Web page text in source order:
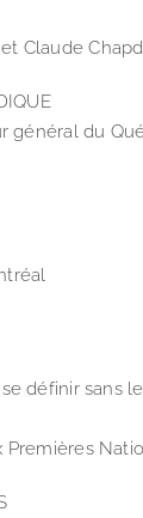
Claude
général du
définir sans
Premières